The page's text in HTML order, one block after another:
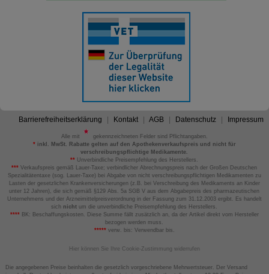
Barrierefreiheitserklärung Kontakt AGB Datenschutz Impressum
Alle mit
gekennzeichneten Felder sind Pflichtangaben.
*inkl. MwSt. Rabatte gelten auf den Apothekenverkaufspreis und nicht für
verschreibungspflichtige Medikamente.
** Unverbindliche Preisempfehlung des Herstellers.
*** Verkaufspreis gemäß Lauer-Taxe; verbindlicher Abrechnungspreis nach der Großen Deutschen
Spezialitätentaxe (sog. Lauer-Taxe) bei Abgabe von nicht verschreibungspflichtigen Medikamenten zu
Lasten der gesetzlichen Krankenversicherungen (z.B. bei Verschreibung des Medikaments an Kinder
unter 12 Jahren), die sich gemäß §129 Abs. 5a SGB V aus dem Abgabepreis des pharmazeutischen
Unternehmens und der Arzneimittelpreisverordnung in der Fassung zum 31.12.2003 ergibt. Es handelt
sich nicht um die unverbindliche Preisempfehlung des Herstellers.
****BK: Beschaffungskosten. Diese Summe fällt zusätzlich an, da der Artikel direkt vom Hersteller
bezogen werden muss.
*****verw. bis: Verwendbar bis.
Hier können Sie Ihre Cookie-Zustimmung widerrufen
Die angegebenen Preise beinhalten die gesetzlich vorgeschriebene Mehrwertsteuer. Der Versand